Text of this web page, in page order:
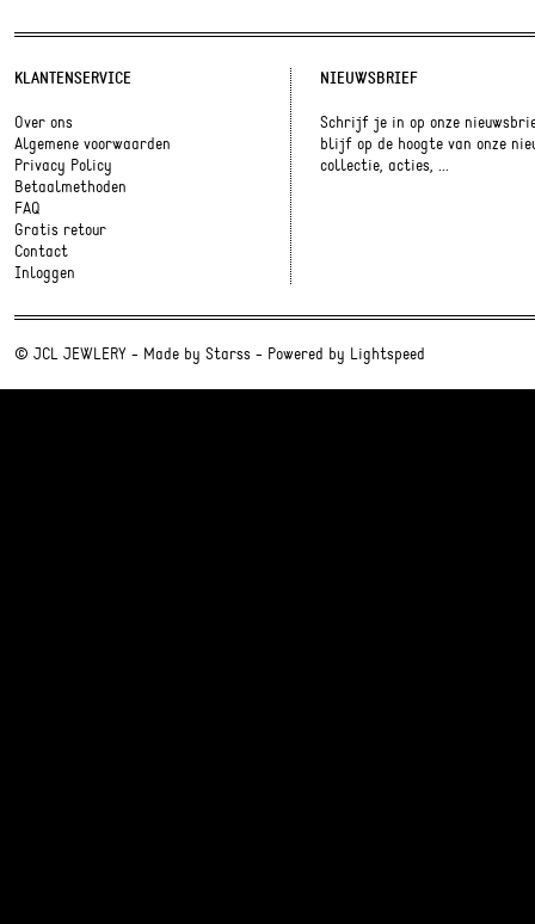
KLANTENSERVICE
Over ons
Algemene voorwaarden
Privacy Policy
Betaalmethoden
FAQ
Gratis retour
Contact
Inloggen
NIEUWSBRIEF
Schrijf je in op onze
blijf op de hoogte van onze
collectie, acties, ...
© JCL JEWLERY - Made by Starss - Powered by Lightspeed